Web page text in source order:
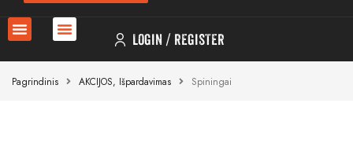
LOGIN REGISTER
Pagrindinis AKCIJOS, Išpardavimas Spiningai